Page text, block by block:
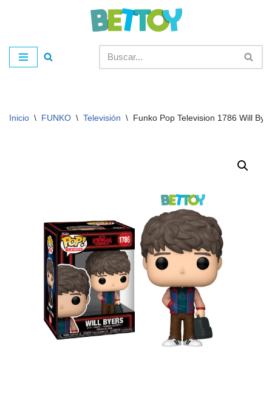
al
contenido
Inicio \ FUNKO \ Televisión \ Funko Pop Television 1786 Will